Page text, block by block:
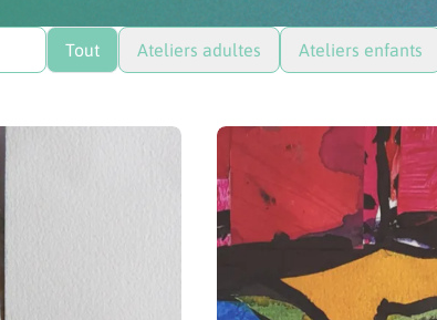
Tout Ateliers adultes Ateliers enfants
Ateliers Adultes